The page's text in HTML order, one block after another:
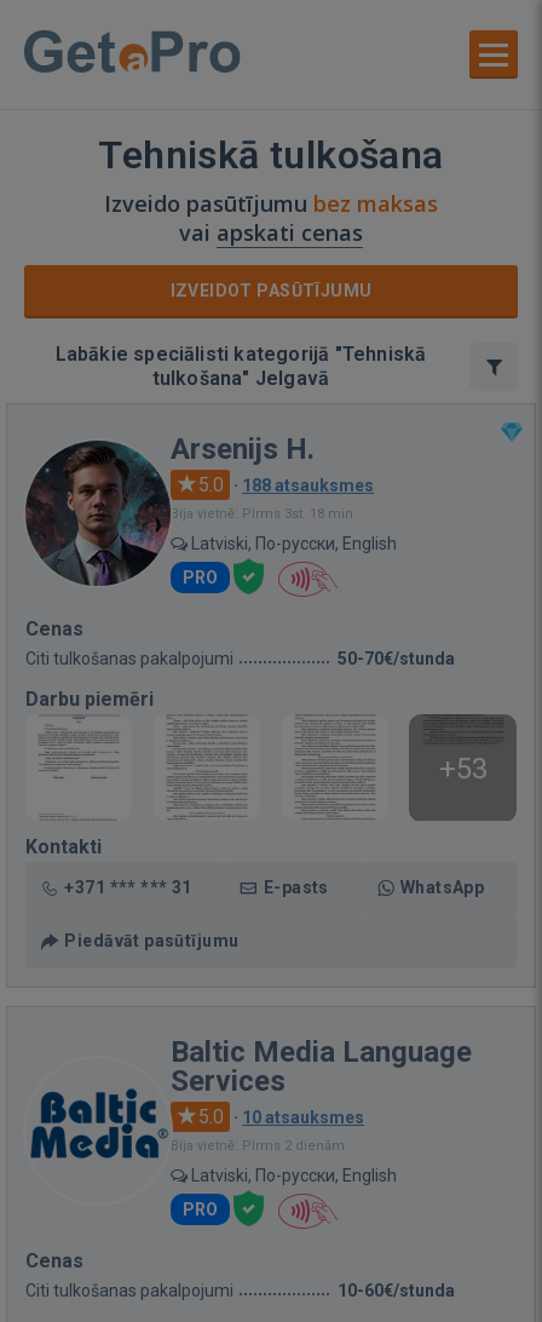
Tehniskā tulkošana
Izveido pasūtījumu bez maksas
vai apskati cenas
IZVEIDOT PASŪTĪJUMU
Labākie speciālisti kategorijā "Tehniskā
tulkošana" Jelgavā
Arsenijs H.
5.0 · 188 atsauksmes
Bija vietnē: Pirms 3st. 18 min.
Latviski, По-русски, English
PRO
Cenas
Citi tulkošanas pakalpojumi 50-70€/stunda
Darbu piemēri
+53
Kontakti
+371 *** *** 31 E-pasts WhatsApp
Piedāvāt pasūtījumu
Baltic Media Language
Services
5.0 · 10 atsauksmes
Bija vietnē: Pirms 2 dienām
Latviski, По-русски, English
PRO
Cenas
Citi tulkošanas pakalpojumi 10-60€/stunda